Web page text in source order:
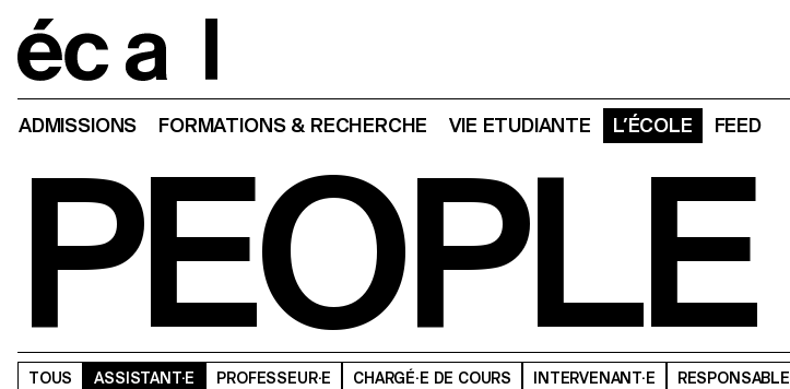
ADMISSIONS FORMATIONS & RECHERCHE VIE ETUDIANTE L’ÉCOLE FEED
PEOPLE
TOUS ASSISTANT·E PROFESSEUR·E CHARGÉ·E DE COURS INTERVENANT·E RESPONSABLE